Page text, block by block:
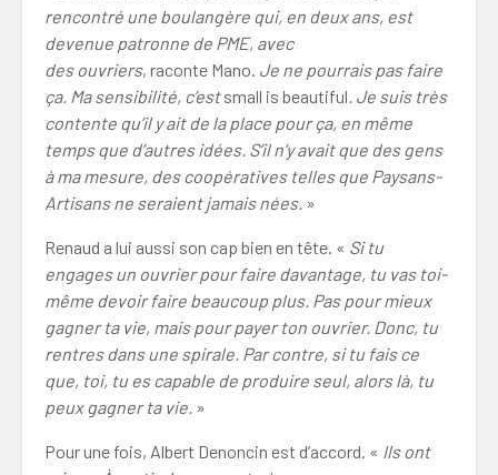
rencontré une boulangère qui, en deux ans, est
devenue patronne de PME, avec
des ouvriers, raconte Mano. Je ne pourrais pas faire
ça. Ma sensibilité, c’estsmall is beautiful. Je suis très
contente qu’il y ait de la place pour ça, en même
temps que d’autres idées. S’il n’y avait que des gens
à ma mesure, des coopératives telles que Paysans-
Artisans ne seraient jamais nées. »
Renaud a lui aussi son cap bien en tête. « Si tu
engages un ouvrier pour faire davantage, tu vas toi-
même devoir faire beaucoup plus. Pas pour mieux
gagner ta vie, mais pour payer ton ouvrier. Donc, tu
rentres dans une spirale. Par contre, si tu fais ce
que, toi, tu es capable de produire seul, alors là, tu
peux gagner ta vie. »
Pour une fois, Albert Denoncin est d’accord. « Ils ont